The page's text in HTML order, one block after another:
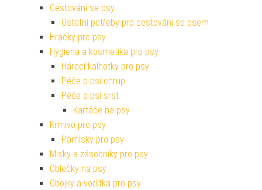
Cestování se psy
Ostatní potřeby pro cestování se psem
Hračky pro psy
Hygiena a kosmetika pro psy
Hárací kalhotky pro psy
Péče o psí chrup
Péče o psí srst
Kartáče na psy
Krmivo pro psy
Pamlsky pro psy
Misky a zásobníky pro psy
Oblečky na psy
Obojky a vodítka pro psy